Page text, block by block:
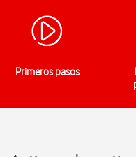
Primeros pasos